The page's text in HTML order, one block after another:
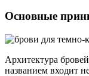
Основные
Архитектура
названием входит